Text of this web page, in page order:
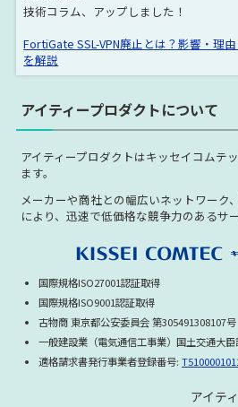
技術コラム、アップしました！
FortiGate SSL-VPN廃止とは？影響・理
を解説
アイティープロダクトについて
アイティープロダクトはキッセイコムテ
ます。
メーカーや商社との幅広いネットワーク
により、迅速で低価格な競争力のあるサ
国際規格ISO27001認証取得
国際規格ISO9001認証取得
古物商 東京都公安委員会 第305491308107号
一般建設業（電気通信工事業）国土交通大
適格請求書発行事業者登録番号:
アイテ